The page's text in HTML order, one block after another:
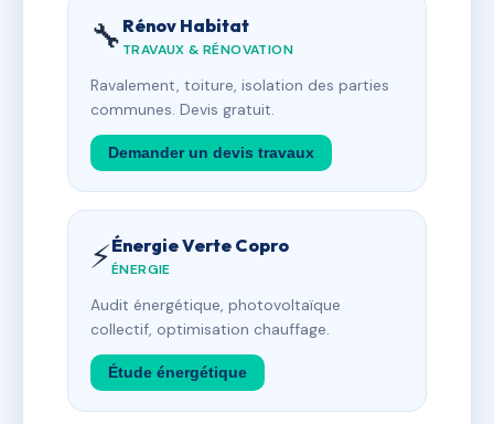
🔧 Rénov Habitat
TRAVAUX & RÉNOVATION
Ravalement, toiture, isolation des parties
communes. Devis gratuit.
Demander un devis travaux
⚡Énergie Verte Copro
ÉNERGIE
Audit énergétique, photovoltaïque
collectif, optimisation chauffage.
Étude énergétique